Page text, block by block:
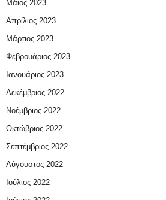
Μάιος 2023
Απρίλιος 2023
Μάρτιος 2023
Φεβρουάριος 2023
Ιανουάριος 2023
Δεκέμβριος 2022
Νοέμβριος 2022
Οκτώβριος 2022
Σεπτέμβριος 2022
Αύγουστος 2022
Ιούλιος 2022